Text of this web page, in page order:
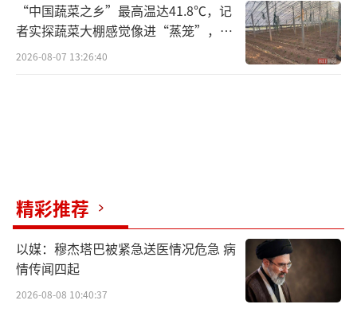
“中国蔬菜之乡”最高温达41.8℃，记
者实探蔬菜大棚感觉像进“蒸笼”，有
村民称只能凌晨两点起来干活
2026-08-07 13:26:40
精彩推荐
以媒：穆杰塔巴被紧急送医情况危急 病
情传闻四起
2026-08-08 10:40:37